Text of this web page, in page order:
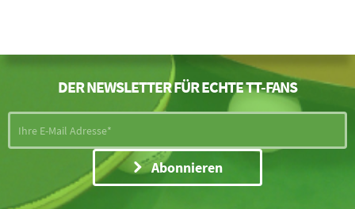
Auftragswertrabatt
Auftragswertrabatt
DER NEWSLETTER FÜR ECHTE TT-FANS
Abonnieren